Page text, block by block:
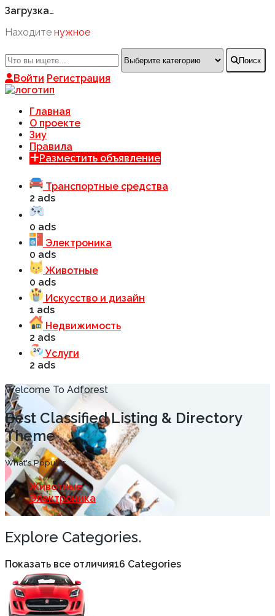
Загрузка…
Находите нужное
Поиск
Войти Регистрация
Главная
О проекте
Зиу
Правила
Разместить объявление
Транспортные средства
2 ads
0 ads
Электроника
0 ads
Животные
0 ads
Искусство и дизайн
1 ads
Недвижимость
2 ads
Услуги
2 ads
Welcome To Adforest
Best Classified Listing & Directory
Theme
What's Popular
Животные
Электроника
Explore Categories.
Показать все отличия16 Categories